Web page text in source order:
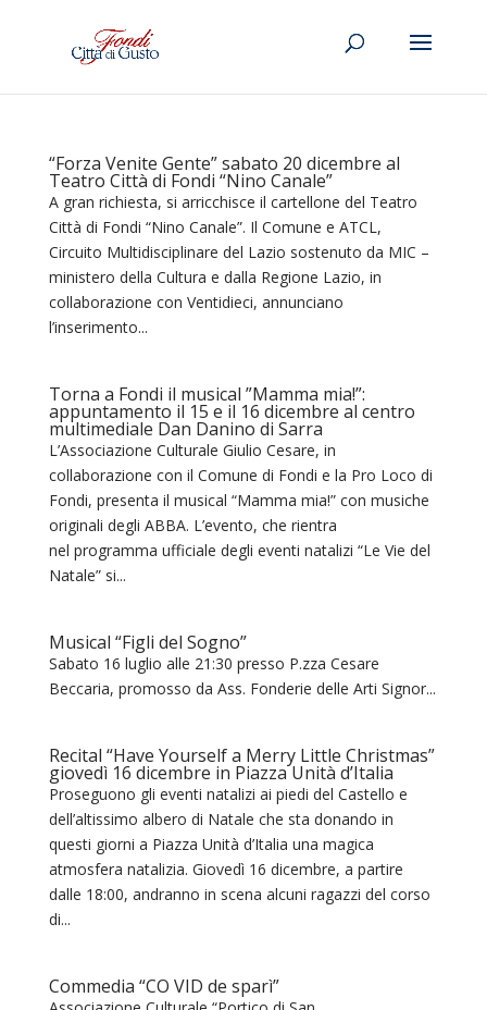
“Forza Venite Gente” sabato 20 dicembre al
Teatro Città di Fondi “Nino Canale”
A gran richiesta, si arricchisce il cartellone del Teatro
Città di Fondi “Nino Canale”. Il Comune e ATCL,
Circuito Multidisciplinare del Lazio sostenuto da MIC –
ministero della Cultura e dalla Regione Lazio, in
collaborazione con Ventidieci, annunciano
l’inserimento...
Torna a Fondi il musical ”Mamma mia!”:
appuntamento il 15 e il 16 dicembre al centro
multimediale Dan Danino di Sarra
L’Associazione Culturale Giulio Cesare, in
collaborazione con il Comune di Fondi e la Pro Loco di
Fondi, presenta il musical “Mamma mia!” con musiche
originali degli ABBA. L’evento, che rientra
nel programma ufficiale degli eventi natalizi “Le Vie del
Natale” si...
Musical “Figli del Sogno”
Sabato 16 luglio alle 21:30 presso P.zza Cesare
Beccaria, promosso da Ass. Fonderie delle Arti Signor...
Recital “Have Yourself a Merry Little Christmas”
giovedì 16 dicembre in Piazza Unità d’Italia
Proseguono gli eventi natalizi ai piedi del Castello e
dell’altissimo albero di Natale che sta donando in
questi giorni a Piazza Unità d’Italia una magica
atmosfera natalizia. Giovedì 16 dicembre, a partire
dalle 18:00, andranno in scena alcuni ragazzi del corso
di...
Commedia “CO VID de sparì”